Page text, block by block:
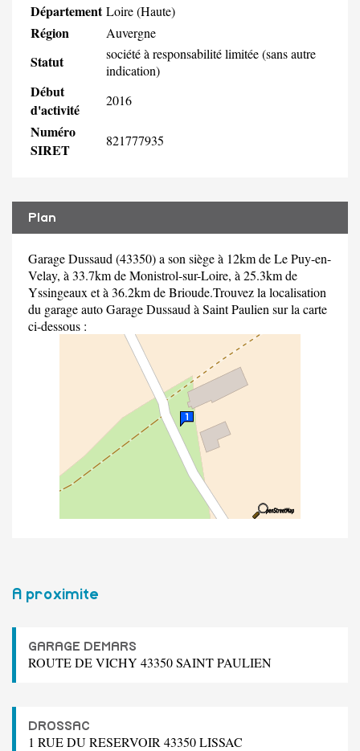
Département Loire (Haute)
Région Auvergne
Statut
société à responsabilité limitée (sans autre
indication)
Début
d'activité
2016
Numéro
SIRET
821777935
Plan
Garage Dussaud (43350) a son siège à 12km de Le Puy-en-
Velay, à 33.7km de Monistrol-sur-Loire, à 25.3km de
Yssingeaux et à 36.2km de Brioude.Trouvez la localisation
du garage auto Garage Dussaud à Saint Paulien sur la carte
ci-dessous :
A proximite
GARAGE DEMARS
ROUTE DE VICHY 43350 SAINT PAULIEN
DROSSAC
1 RUE DU RESERVOIR 43350 LISSAC